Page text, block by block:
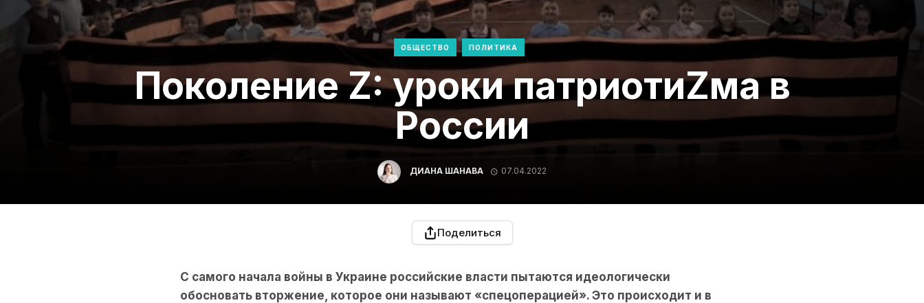
ОБЩЕСТВО ПОЛИТИКА
Поколение Z: уроки патриотиZма в
России
ДИАНА ШАНАВА 07.04.2022
Поделиться
С самого начала войны в Украине российские власти пытаются идеологически
обосновать вторжение, которое они называют «спецоперацией». Это происходит и в